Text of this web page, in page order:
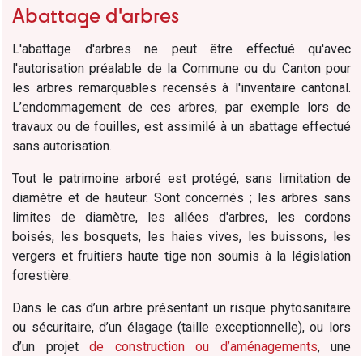
Abattage d'arbres
L'abattage d'arbres ne peut être effectué qu'avec
l'autorisation préalable de la Commune ou du Canton pour
les arbres remarquables recensés à l'inventaire cantonal.
L’endommagement de ces arbres, par exemple lors de
travaux ou de fouilles, est assimilé à un abattage effectué
sans autorisation.
Tout le patrimoine arboré est protégé, sans limitation de
diamètre et de hauteur. Sont concernés ; les arbres sans
limites de diamètre, les allées d'arbres, les cordons
boisés, les bosquets, les haies vives, les buissons, les
vergers et fruitiers haute tige non soumis à la législation
forestière.
Dans le cas d’un arbre présentant un risque phytosanitaire
ou sécuritaire, d’un élagage (taille exceptionnelle), ou lors
d’un projet de construction ou d’aménagements, une